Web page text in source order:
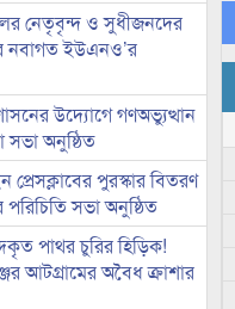
নেতৃবৃন্দ ও সুধীজনদের
নবাগত ইউএনও’র
উদ্যোগে গণঅভ্যুত্থান
অনুষ্ঠিত
পুরস্কার বিতরণ
সভা অনুষ্ঠিত
পাথর চুরির হিড়িক!
আটগ্রামের অবৈধ ক্রাশার